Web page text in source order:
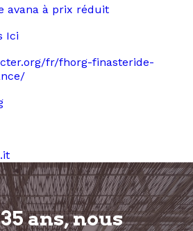
avana à prix réduit
Ici
fr/fhorg-finasteride-
ans, nous